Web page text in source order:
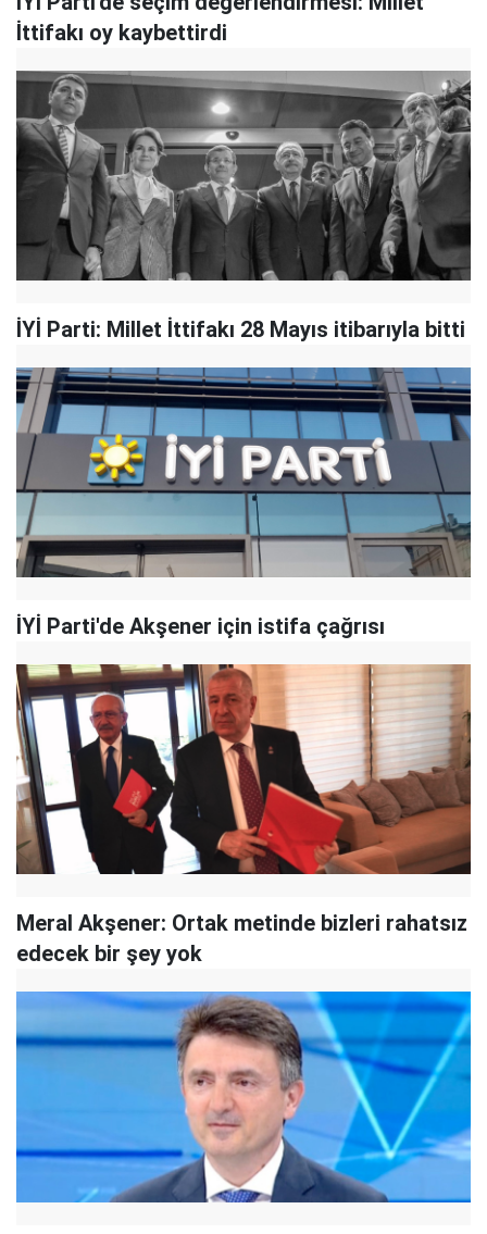
İttifakı oy kaybettirdi
İYİ Parti: Millet İttifakı 28 Mayıs itibarıyla bitti
İYİ Parti'de Akşener için istifa çağrısı
Meral Akşener: Ortak metinde bizleri rahatsız
edecek bir şey yok